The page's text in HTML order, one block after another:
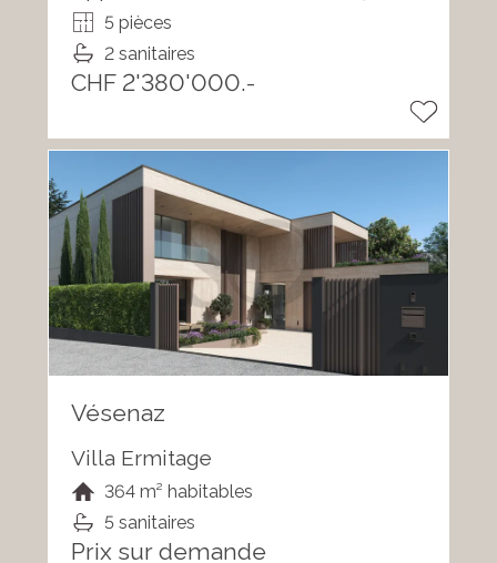
5 pièces
2 sanitaires
CHF 2'380'000.-
Vésenaz
Villa Ermitage
364 m² habitables
5 sanitaires
Prix sur demande